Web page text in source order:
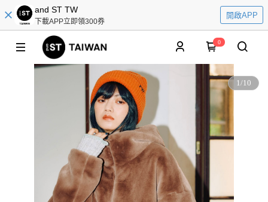
and ST TW
下載APP立即領300券
開啟APP
0
1/10